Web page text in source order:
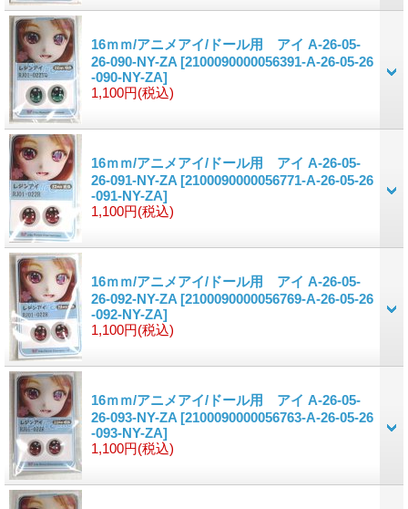
16ｍｍ/アニメアイ/ドール用 アイ A-26-05-
26-090-NY-ZA [2100090000056391-A-26-05-26
-090-NY-ZA]
1,100円(税込)
16ｍｍ/アニメアイ/ドール用 アイ A-26-05-
26-091-NY-ZA [2100090000056771-A-26-05-26
-091-NY-ZA]
1,100円(税込)
16ｍｍ/アニメアイ/ドール用 アイ A-26-05-
26-092-NY-ZA [2100090000056769-A-26-05-26
-092-NY-ZA]
1,100円(税込)
16ｍｍ/アニメアイ/ドール用 アイ A-26-05-
26-093-NY-ZA [2100090000056763-A-26-05-26
-093-NY-ZA]
1,100円(税込)